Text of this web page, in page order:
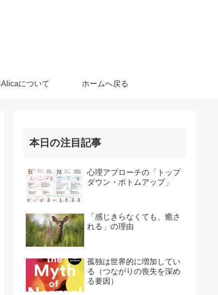
について ホームへ戻る
本日の注目記事
心理アプローチの「トップ
ダウン・ボトムアップ」
「感じきらなくても、癒さ
れる」の理由
孤独は世界的に増加してい
る（つながりの喪失を深め
る要因）